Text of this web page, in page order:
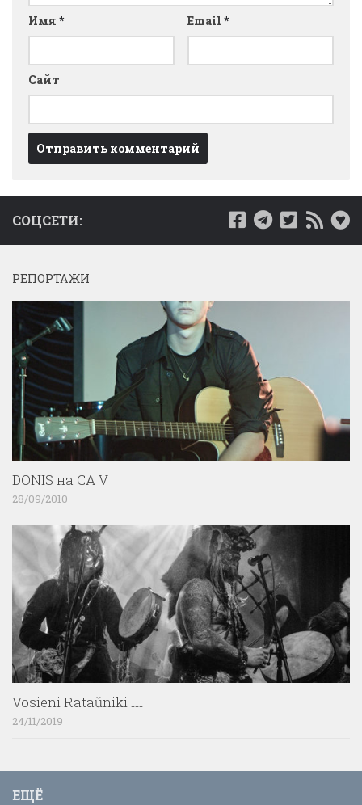
Имя * Email *
Сайт
СОЦСЕТИ:
РЕПОРТАЖИ
DONIS на CA V
28/09/2010
Vosieni Rataŭniki III
24/11/2019
ЕЩЁ